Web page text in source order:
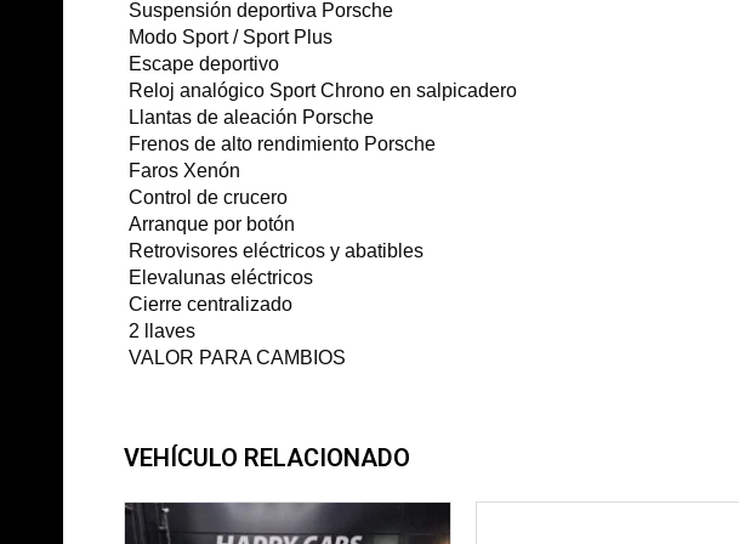
Suspensión deportiva Porsche
Modo Sport / Sport Plus
Escape deportivo
Reloj analógico Sport Chrono en salpicadero
Llantas de aleación Porsche
Frenos de alto rendimiento Porsche
Faros Xenón
Control de crucero
Arranque por botón
Retrovisores eléctricos y abatibles
Elevalunas eléctricos
Cierre centralizado
2 llaves
VALOR PARA CAMBIOS
VEHÍCULO RELACIONADO